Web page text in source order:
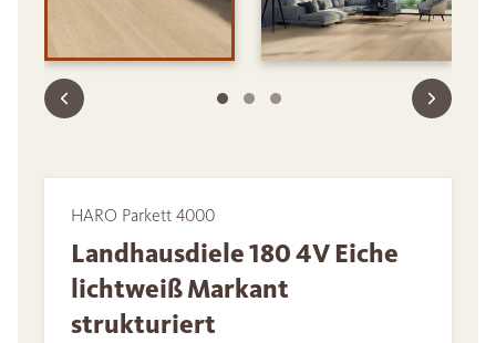
HARO Parkett 4000
Landhausdiele 180 4V Eiche
lichtweiß Markant
strukturiert